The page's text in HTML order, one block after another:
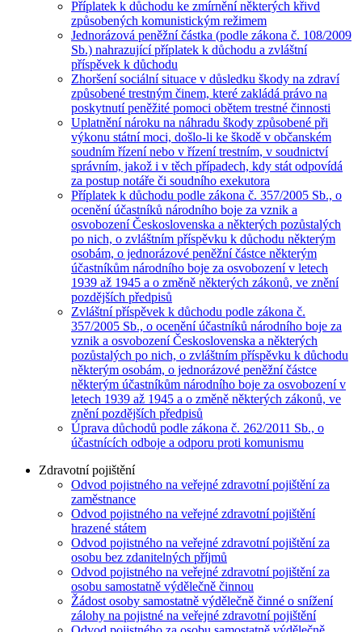
Příplatek k důchodu ke zmírnění některých křivd
způsobených komunistickým režimem
Jednorázová peněžní částka (podle zákona č. 108/2009
Sb.) nahrazující příplatek k důchodu a zvláštní
příspěvek k důchodu
Zhoršení sociální situace v důsledku škody na zdraví
způsobené trestným činem, které zakládá právo na
poskytnutí peněžité pomoci obětem trestné činnosti
Uplatnění nároku na náhradu škody způsobené při
výkonu státní moci, došlo-li ke škodě v občanském
soudním řízení nebo v řízení trestním, v soudnictví
správním, jakož i v těch případech, kdy stát odpovídá
za postup notáře či soudního exekutora
Příplatek k důchodu podle zákona č. 357/2005 Sb., o
ocenění účastníků národního boje za vznik a
osvobození Československa a některých pozůstalých
po nich, o zvláštním příspěvku k důchodu některým
osobám, o jednorázové peněžní částce některým
účastníkům národního boje za osvobození v letech
1939 až 1945 a o změně některých zákonů, ve znění
pozdějších předpisů
Zvláštní příspěvek k důchodu podle zákona č.
357/2005 Sb., o ocenění účastníků národního boje za
vznik a osvobození Československa a některých
pozůstalých po nich, o zvláštním příspěvku k důchodu
některým osobám, o jednorázové peněžní částce
některým účastníkům národního boje za osvobození v
letech 1939 až 1945 a o změně některých zákonů, ve
znění pozdějších předpisů
Úprava důchodů podle zákona č. 262/2011 Sb., o
účastnících odboje a odporu proti komunismu
Zdravotní pojištění
Odvod pojistného na veřejné zdravotní pojištění za
zaměstnance
Odvod pojistného na veřejné zdravotní pojištění
hrazené státem
Odvod pojistného na veřejné zdravotní pojištění za
osobu bez zdanitelných příjmů
Odvod pojistného na veřejné zdravotní pojištění za
osobu samostatně výdělečně činnou
Žádost osoby samostatně výdělečně činné o snížení
zálohy na pojistné na veřejné zdravotní pojištění